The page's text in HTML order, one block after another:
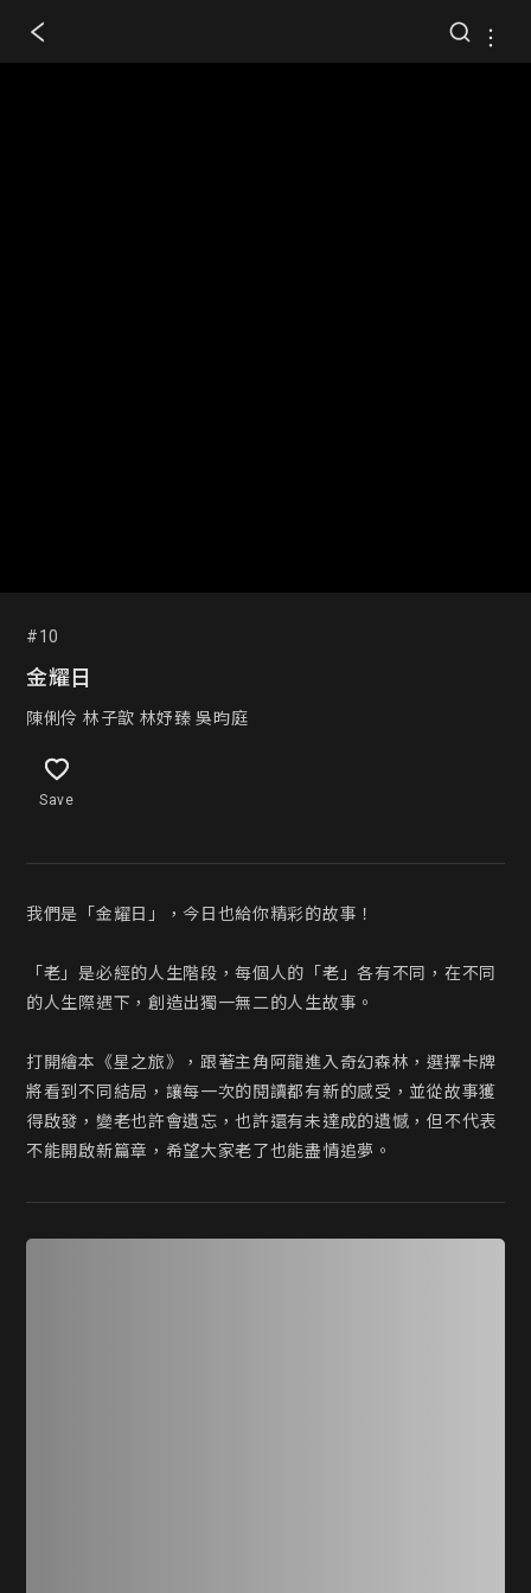
#10
金耀日
陳俐伶 林子歆 林妤臻 吳昀庭
Save
我們是「金耀日」，今日也給你精彩的故事！
「老」是必經的人生階段，每個人的「老」各有不同，在不同
的人生際遇下，創造出獨一無二的人生故事。
打開繪本《星之旅》，跟著主角阿龍進入奇幻森林，選擇卡牌
將看到不同結局，讓每一次的閱讀都有新的感受，並從故事獲
得啟發，變老也許會遺忘，也許還有未達成的遺憾，但不代表
不能開啟新篇章，希望大家老了也能盡情追夢。